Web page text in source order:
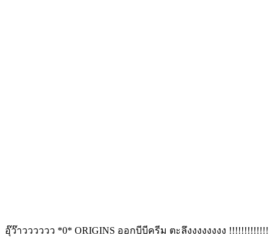
อุ๊ว๊าวววววว *0* ORIGINS ออกบีบีครีม ตะลึงงงงงงงง !!!!!!!!!!!!!